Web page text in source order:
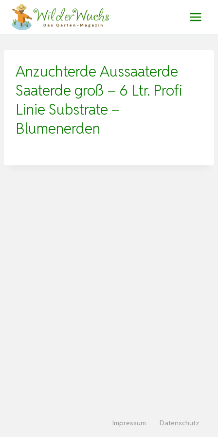
Zum
Inhalt
Anzuchterde Aussaaterde
Saaterde groß – 6 Ltr. Profi
Linie Substrate –
Blumenerden
Impressum Datenschutz